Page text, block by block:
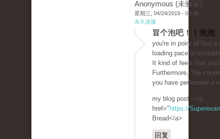
Anonymous (未验证)
星期三, 04/24/2019 - 08:36
永久连接
冒个泡吧！ | 泡泡
you're in point of fact a
loading pace is
It kind of feels that
Furthermore, The
you have performed a
my blog post - <a
href=" https://
Bread</a>
回复